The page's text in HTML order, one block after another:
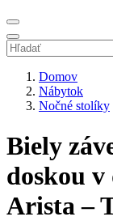
Domov
Nábytok
Nočné stolíky
Biely
doskou
Arista –